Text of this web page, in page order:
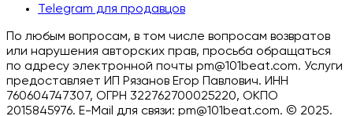
Telegram для продавцов
По любым вопросам, в том числе вопросам возвратов
или нарушения авторских прав, просьба обращаться
по адресу электронной почты pm@101beat.com. Услуги
предоставляет ИП Рязанов Егор Павлович. ИНН
760604747307, ОГРН 322762700025220, ОКПО
2015845976. E-Mail для связи: pm@101beat.com. © 2025.